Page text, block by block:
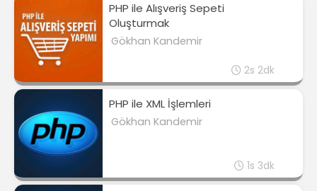
PHP ile Alışveriş Sepeti
Oluşturmak
Gökhan Kandemir
2s 2dk
PHP ile XML İşlemleri
Gökhan Kandemir
1s 3dk